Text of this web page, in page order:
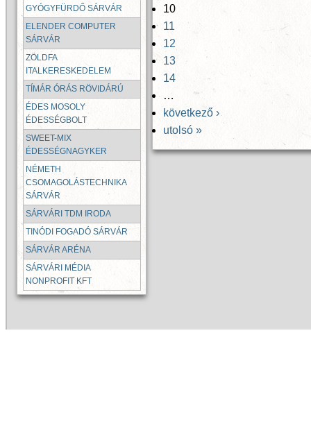
GYÓGYFÜRDŐ SÁRVÁR
ELENDER COMPUTER
SÁRVÁR
ZÖLDFA
ITALKERESKEDELEM
TÍMÁR ÓRÁS RÖVIDÁRÚ
ÉDES MOSOLY
ÉDESSÉGBOLT
SWEET-MIX
ÉDESSÉGNAGYKER
NÉMETH
CSOMAGOLÁSTECHNIKA
SÁRVÁR
SÁRVÁRI TDM IRODA
TINÓDI FOGADÓ SÁRVÁR
SÁRVÁR ARÉNA
SÁRVÁRI MÉDIA
NONPROFIT KFT
10
11
12
13
14
…
következő ›
utolsó »